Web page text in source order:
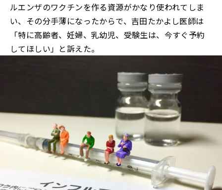
ルエンザのワクチンを作る資源がかなり使われてしま
い、その分手薄になったからで、吉田たかよし医師は
「特に高齢者、妊婦、乳幼児、受験生は、今すぐ予約
してほしい」と訴えた。